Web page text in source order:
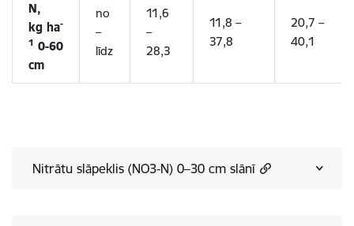
N,
kg ha-
1 0-60
cm
no
–
līdz
11,6
–
28,3
11,8 –
37,8
20,7 –
40,1
Nitrātu slāpeklis (NO3-N) 0–30 cm slānī